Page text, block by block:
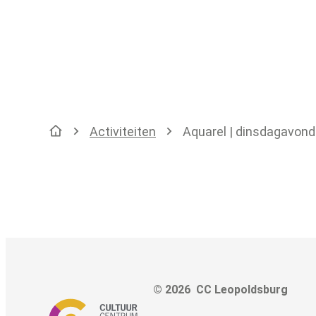
Startpagina
Activiteiten Aquarel | dinsdagavond
© 2026 CC Leopoldsburg
Adres
E-mail